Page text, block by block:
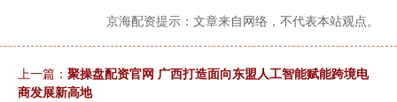
京海配资提示：文章来自网络，不代表本站观点。
上一篇： 聚操盘配资官网 广西打造面向东盟人工智能赋能跨境电
商发展新高地